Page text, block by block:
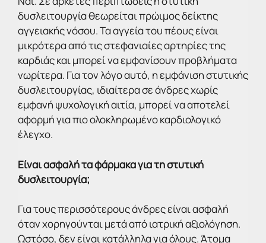
δυσλειτουργία θεωρείται πρώιμος δείκτης
αγγειακής νόσου. Τα αγγεία του πέους είναι
μικρότερα από τις στεφανιαίες αρτηρίες της
καρδιάς και μπορεί να εμφανίσουν προβλήματα
νωρίτερα. Για τον λόγο αυτό, η εμφάνιση στυτικής
δυσλειτουργίας, ιδιαίτερα σε άνδρες χωρίς
εμφανή ψυχολογική αιτία, μπορεί να αποτελεί
αφορμή για πιο ολοκληρωμένο καρδιολογικό
έλεγχο.
Είναι ασφαλή τα φάρμακα για τη στυτική
δυσλειτουργία;
Για τους περισσότερους άνδρες είναι ασφαλή
όταν χορηγούνται μετά από ιατρική αξιολόγηση.
Ωστόσο, δεν είναι κατάλληλα για όλους. Άτομα